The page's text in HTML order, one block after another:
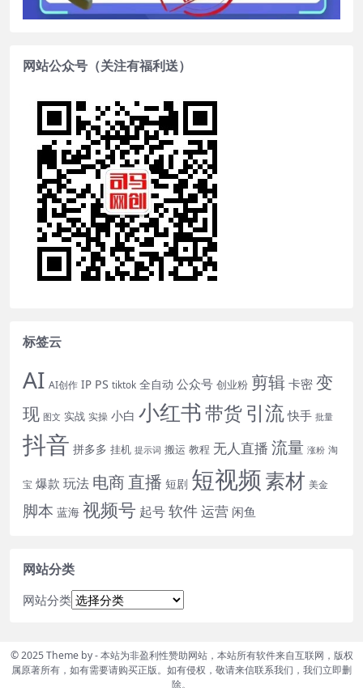
网站公众号（关注有福利送）
标签云
AI AI创作 IP PS tiktok 全自动 公众号 创业粉 剪辑 卡密 变
现 图文 实战 实操 小白 小红书带货引流快手 批量
抖音 拼多多 挂机 提示词 搬运 教程 无人直播 流量 涨粉 淘
宝 爆款 玩法 电商 直播 短剧 短视频素材 美金
脚本 蓝海 视频号 起号软件运营 闲鱼
网站分类
网站分类
© 2025 Theme by - 本站为非盈利性赞助网站，本站所有软件来自互联网，版权
属原著所有，如有需要请购买正版。如有侵权，敬请来信联系我们，我们立即删
除。